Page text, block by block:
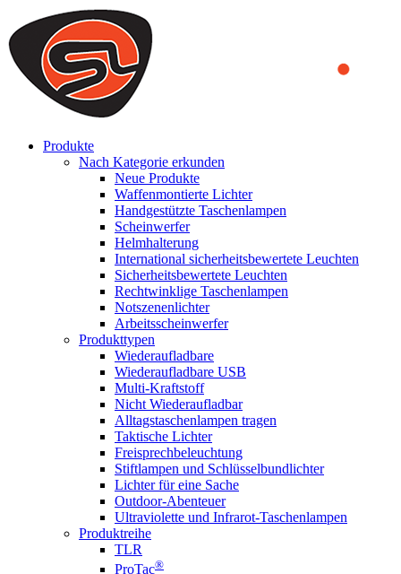
We use cookies to ensure that we provide you the best experience
on our website. By continuing to browse this website, you accept
that cookies are used to help us analyze how the website is used and
to offer you a better experience. To learn more or to find out how
you can disable cookies, you can access our
Produkte
Nach Kategorie erkunden
Neue Produkte
Waffenmontierte Lichter
Handgestützte Taschenlampen
Scheinwerfer
Helmhalterung
International sicherheitsbewertete Leuchten
Sicherheitsbewertete Leuchten
Rechtwinklige Taschenlampen
Notszenenlichter
Arbeitsscheinwerfer
Produkttypen
Wiederaufladbare
Wiederaufladbare USB
Multi-Kraftstoff
Nicht Wiederaufladbar
Alltagstaschenlampen tragen
Taktische Lichter
Freisprechbeleuchtung
Stiftlampen und Schlüsselbundlichter
Lichter für eine Sache
Outdoor-Abenteuer
Ultraviolette und Infrarot-Taschenlampen
Produktreihe
TLR
ProTac®